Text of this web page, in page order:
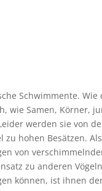
Schwimmente.
wie Samen, Körner,
werden sie von
hohen Besätzen.
von
zu anderen
können, ist ihnen